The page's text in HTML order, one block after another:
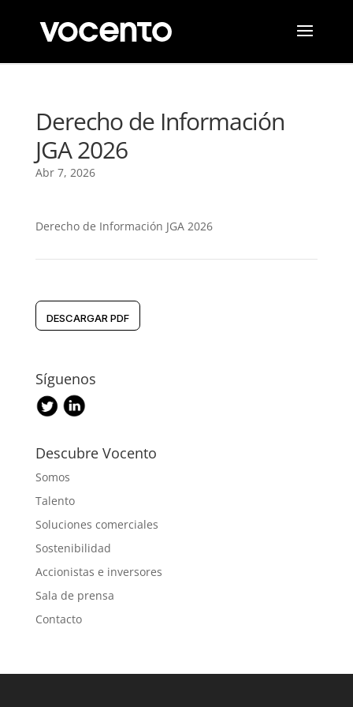
Derecho de Información
JGA 2026
Abr 7, 2026
Derecho de Información JGA 2026
DESCARGAR PDF
Síguenos
Descubre Vocento
Somos
Talento
Soluciones comerciales
Sostenibilidad
Accionistas e inversores
Sala de prensa
Contacto